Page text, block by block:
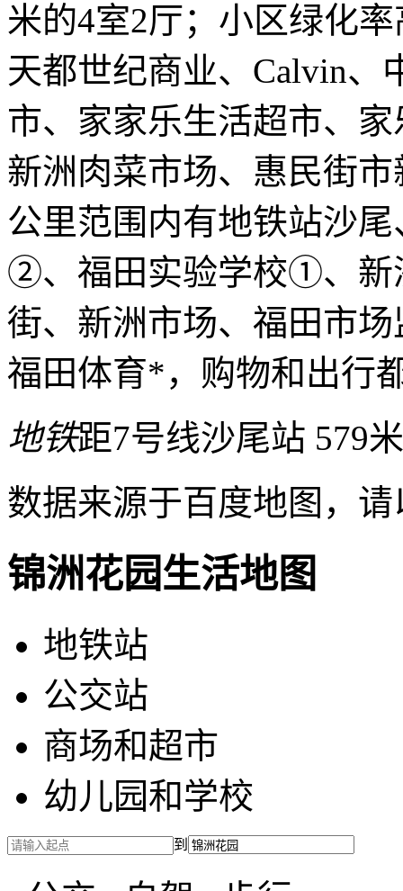
米的4室2厅；小区绿化
天都世纪商业、Calvin、
市、家家乐生活超市、
新洲肉菜市场、惠民街
公里范围内有地铁站沙
②、福田实验学校①、新
街、新洲市场、福田市
福田体育*，购物和出行
地铁距7号线沙尾站 579米
数据来源于百度地图，
锦洲花园生活地图
地铁站
公交站
商场和超市
幼儿园和学校
到